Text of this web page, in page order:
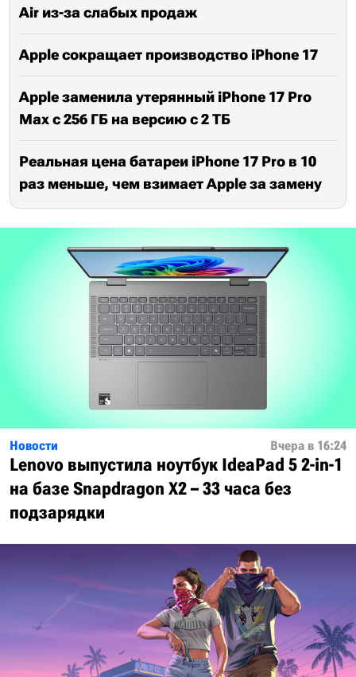
Air из-за слабых продаж
Apple сокращает производство iPhone 17
Apple заменила утерянный iPhone 17 Pro
Max с 256 ГБ на версию с 2 ТБ
Реальная цена батареи iPhone 17 Pro в 10
раз меньше, чем взимает Apple за замену
Новости Вчера в 16:24
Lenovo выпустила ноутбук IdeaPad 5 2-in-1
на базе Snapdragon X2 – 33 часа без
подзарядки